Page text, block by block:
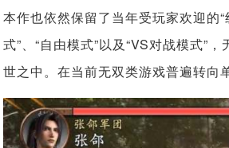
本作也依然保留了当年受玩家欢迎的
式”、“自由模式”以及“VS对战模式”
世之中。在当前无双类游戏普遍转向